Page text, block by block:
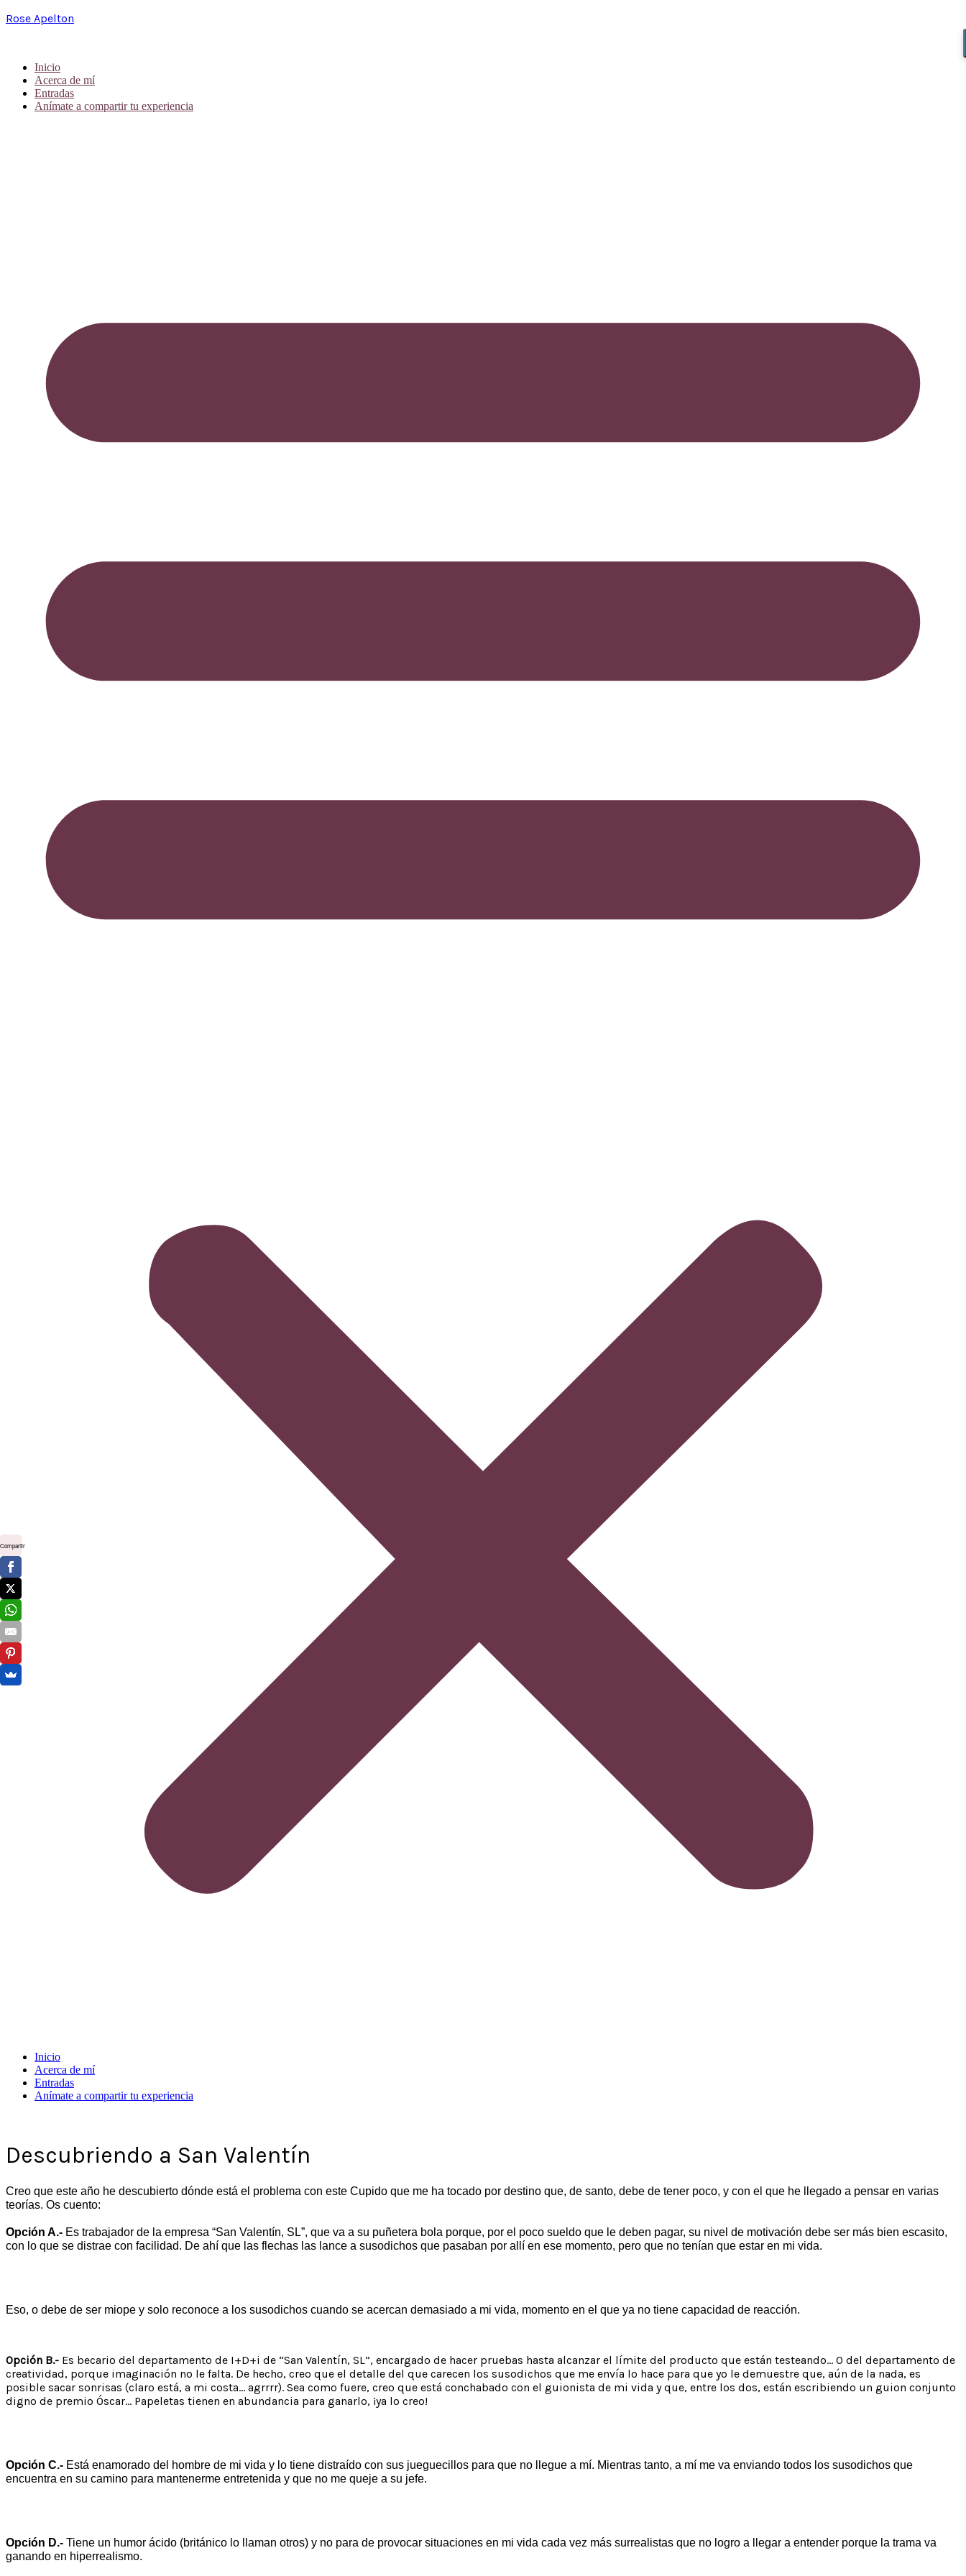
Rose Apelton
Inicio
Acerca de mí
Entradas
Anímate a compartir tu experiencia
Inicio
Acerca de mí
Entradas
Anímate a compartir tu experiencia
Descubriendo a San Valentín
Creo que este año he descubierto dónde está el problema con este Cupido que me ha tocado por destino que, de santo, debe de tener poco, y con el que he llegado a pensar en varias
teorías. Os cuento:
Opción A.- Es trabajador de la empresa “San Valentín, SL”, que va a su puñetera bola porque, por el poco sueldo que le deben pagar, su nivel de motivación debe ser más bien escasito,
con lo que se distrae con facilidad. De ahí que las flechas las lance a susodichos que pasaban por allí en ese momento, pero que no tenían que estar en mi vida.
Eso, o debe de ser miope y solo reconoce a los susodichos cuando se acercan demasiado a mi vida, momento en el que ya no tiene capacidad de reacción.
Opción B.- Es becario del departamento de I+D+i de “San Valentín, SL”, encargado de hacer pruebas hasta alcanzar el límite del producto que están testeando… O del departamento de
creatividad, porque imaginación no le falta. De hecho, creo que el detalle del que carecen los susodichos que me envía lo hace para que yo le demuestre que, aún de la nada, es
posible sacar sonrisas (claro está, a mi costa… agrrrr). Sea como fuere, creo que está conchabado con el guionista de mi vida y que, entre los dos, están escribiendo un guion conjunto
digno de premio Óscar… Papeletas tienen en abundancia para ganarlo, ¡ya lo creo!
Opción C.- Está enamorado del hombre de mi vida y lo tiene distraído con sus jueguecillos para que no llegue a mí. Mientras tanto, a mí me va enviando todos los susodichos que
encuentra en su camino para mantenerme entretenida y que no me queje a su jefe.
Opción D.- Tiene un humor ácido (británico lo llaman otros) y no para de provocar situaciones en mi vida cada vez más surrealistas que no logro a llegar a entender porque la trama va
ganando en hiperrealismo.
Compartir